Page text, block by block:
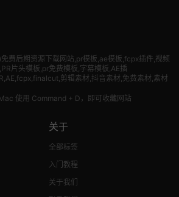
费后期资源下载网站,pr模板,ae模板,fcpx插件,视频
片头模板,pr免费模板,字幕模板,AE插
剪辑素材,抖音素材,免费素材,素材
使用 Command + D，即可收藏网站
关于
全部标签
入门教程
关于我们